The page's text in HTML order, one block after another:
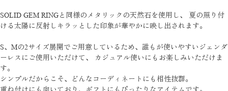
SOLID GEM RINGと同様のメタリックの天然石を使用し、 夏の照り付
ける太陽に反射しキラッとした印象が華やかに映し出されます。
S、Mの2サイズ展開でご用意しているため、誰もが使いやすいジェンダ
ーレスにご使用いただけて、 カジュアル使いにもお楽しみいただけま
す。
シンプルだからこそ、どんなコーディネートにも相性抜群。